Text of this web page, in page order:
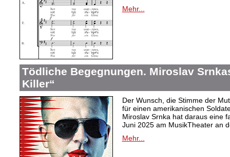
Mehr...
Tödliche Begegnungen. Miroslav
Killer“
Der Wunsch, die Stimme der
für einen amerikanischen
Miroslav Srnka hat daraus eine
Juni 2025 am MusikTheater an
Mehr...